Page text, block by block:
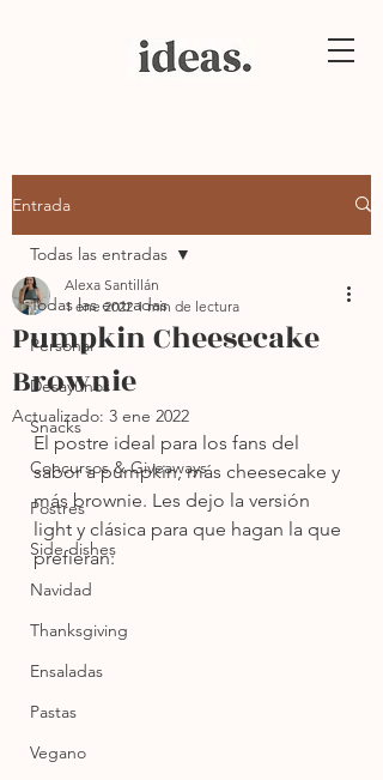
Entrada
Todas las entradas
Personal
Desayunos
Snacks
Concursos & Giveaways
Postres
Side dishes
Navidad
Thanksgiving
Ensaladas
Pastas
Vegano
Todas las entradas
Pumpkin Cheesecake
Brownie
Alexa Santillán
1 ene 2022 1 min de lectura
Actualizado: 3 ene 2022
El postre ideal para los fans del
sabor a pumpkin, más cheesecake y
más brownie. Les dejo la versión
light y clásica para que hagan la que
prefieran: